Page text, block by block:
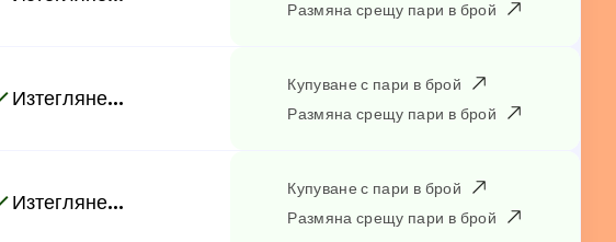
Размяна срещу пари в брой
Изтегляне...
Купуване с пари в брой
Размяна срещу пари в брой
Изтегляне...
Купуване с пари в брой
Размяна срещу пари в брой